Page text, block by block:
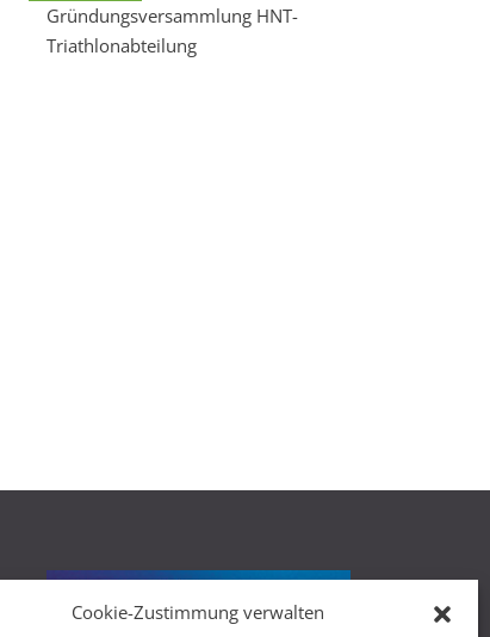
Cookie-Zustimmung verwalten
Gründungsversammlung HNT-
Triathlonabteilung